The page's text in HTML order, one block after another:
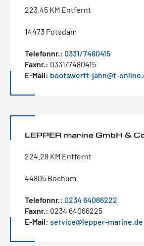
223.45 KM Entfernt
14473 Potsdam
Telefonnr.: 0331/7480415
Faxnr.: 0331/7480415
E-Mail: bootswerft-jahn@t-
LEPPER marine GmbH &
224.28 KM Entfernt
44805 Bochum
Telefonnr.: 0234 64066222
Faxnr.: 0234 64066225
E-Mail: service@lepper-marine.de